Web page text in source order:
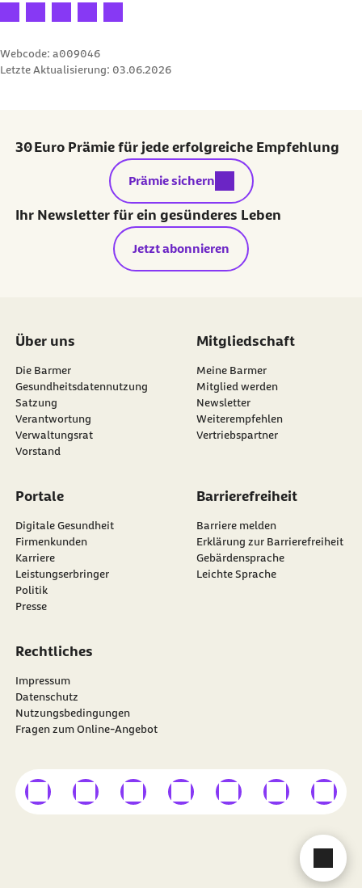
Ihre Bewertung: 1 Stern
Ihre Bewertung: 2 Sterne
Ihre Bewertung: 3 Sterne
Ihre Bewertung: 4 Sterne
Ihre Bewertung: 5 Sterne
Webcode: a009046
Letzte Aktualisierung: 03.06.2026
30 Euro Prämie für jede erfolgreiche Empfehlung
externer Link:
Prämie sichern
Ihr Newsletter für ein gesünderes Leben
Jetzt abonnieren
Über uns
Die Barmer
Gesundheitsdatennutzung
Satzung
Verantwortung
Verwaltungsrat
Vorstand
Mitgliedschaft
Meine Barmer
Mitglied werden
Newsletter
externer Link:
Weiterempfehlen
Vertriebspartner
Portale
Digitale Gesundheit
Firmenkunden
Karriere
Leistungserbringer
Politik
Presse
Barrierefreiheit
Barriere melden
Erklärung zur Barrierefreiheit
Gebärdensprache
Leichte Sprache
Rechtliches
Impressum
Datenschutz
Nutzungsbedingungen
Fragen zum Online-Angebot
Besuchen Sie dieBARMER auf
externer Linkexterner Linkexterner Linkexterner Linkexterner Linkexterner Link